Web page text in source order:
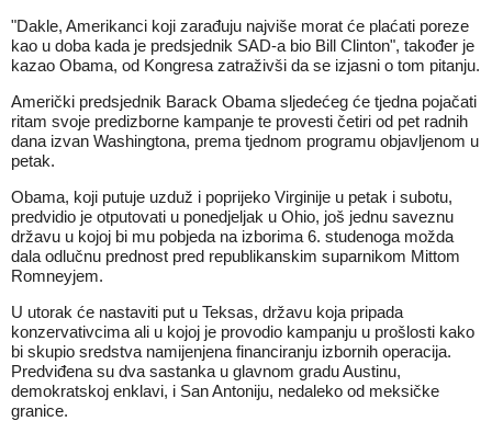
"Dakle, Amerikanci koji zarađuju najviše morat će plaćati poreze
kao u doba kada je predsjednik SAD-a bio Bill Clinton", također je
kazao Obama, od Kongresa zatraživši da se izjasni o tom pitanju.
Američki predsjednik Barack Obama sljedećeg će tjedna pojačati
ritam svoje predizborne kampanje te provesti četiri od pet radnih
dana izvan Washingtona, prema tjednom programu objavljenom u
petak.
Obama, koji putuje uzduž i poprijeko Virginije u petak i subotu,
predvidio je otputovati u ponedjeljak u Ohio, još jednu saveznu
državu u kojoj bi mu pobjeda na izborima 6. studenoga možda
dala odlučnu prednost pred republikanskim suparnikom Mittom
Romneyjem.
U utorak će nastaviti put u Teksas, državu koja pripada
konzervativcima ali u kojoj je provodio kampanju u prošlosti kako
bi skupio sredstva namijenjena financiranju izbornih operacija.
Predviđena su dva sastanka u glavnom gradu Austinu,
demokratskoj enklavi, i San Antoniju, nedaleko od meksičke
granice.